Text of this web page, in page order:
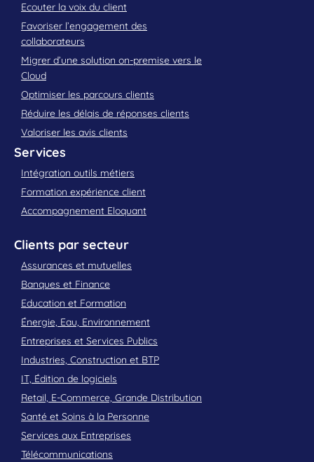
Ecouter la voix du client
Favoriser l’engagement des
collaborateurs
Migrer d’une solution on-premise vers le
Cloud
Optimiser les parcours clients
Réduire les délais de réponses clients
Valoriser les avis clients
Services
Intégration outils métiers
Formation expérience client
Accompagnement Eloquant
Clients par secteur
Assurances et mutuelles
Banques et Finance
Education et Formation
Énergie, Eau, Environnement
Entreprises et Services Publics
Industries, Construction et BTP
IT, Édition de logiciels
Retail, E-Commerce, Grande Distribution
Santé et Soins à la Personne
Services aux Entreprises
Télécommunications